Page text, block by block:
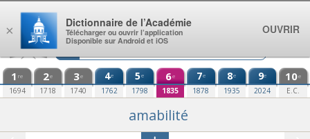
Aller au contenu
1 re
1694
2e
1718
3e
1740
4e
1762
5e
1798
6e
1835
7e
1878
8e
1935
9e
2024
10e
E.C.
amabilité
×
Dictionnaire de l’Académie
Télécharger ou ouvrir l’application
Disponible sur Android et iOS
OUVRIR